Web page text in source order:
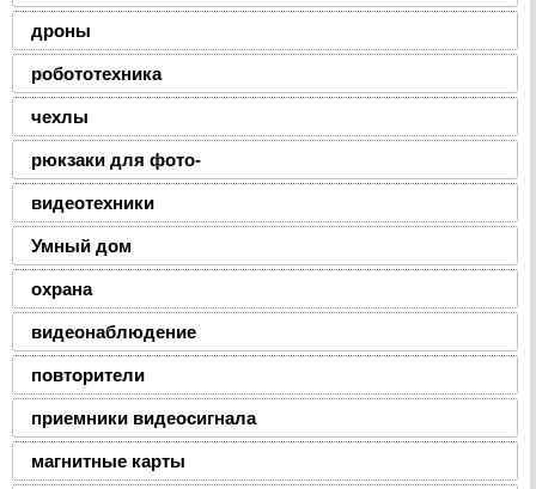
дроны
робототехника
чехлы
рюкзаки для фото-
видеотехники
Умный дом
охрана
видеонаблюдение
повторители
приемники видеосигнала
магнитные карты